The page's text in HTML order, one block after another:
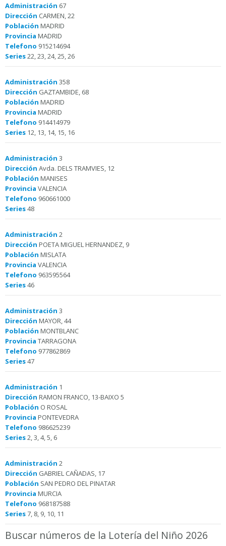
Administración 67
Dirección CARMEN, 22
Población MADRID
Provincia MADRID
Telefono 915214694
Series22, 23, 24, 25, 26
Administración 358
Dirección GAZTAMBIDE, 68
Población MADRID
Provincia MADRID
Telefono 914414979
Series 12, 13, 14, 15, 16
Administración 3
Dirección Avda. DELS TRAMVIES, 12
Población MANISES
Provincia VALENCIA
Telefono 960661000
Series48
Administración 2
Dirección POETA MIGUEL HERNANDEZ, 9
Población MISLATA
Provincia VALENCIA
Telefono 963595564
Series46
Administración 3
Dirección MAYOR, 44
Población MONTBLANC
Provincia TARRAGONA
Telefono 977862869
Series47
Administración 1
Dirección RAMON FRANCO, 13-BAIXO 5
Población O ROSAL
Provincia PONTEVEDRA
Telefono 986625239
Series2, 3, 4, 5, 6
Administración 2
Dirección GABRIEL CAÑADAS, 17
Población SAN PEDRO DEL PINATAR
Provincia MURCIA
Telefono 968187588
Series7, 8, 9, 10, 11
Buscar números de la Lotería del Niño 2026